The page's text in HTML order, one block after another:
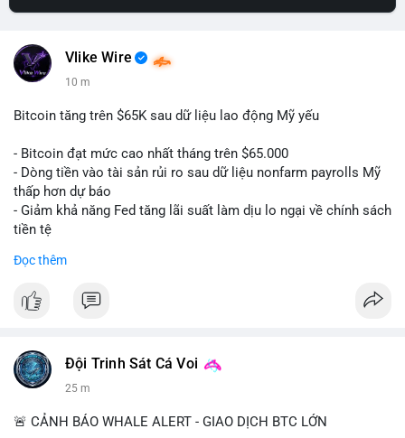
Vlike Wire
10 m
Bitcoin tăng trên $65K sau dữ liệu lao động Mỹ yếu
- Bitcoin đạt mức cao nhất tháng trên $65.000
- Dòng tiền vào tài sản rủi ro sau dữ liệu nonfarm payrolls Mỹ
thấp hơn dự báo
- Giảm khả năng Fed tăng lãi suất làm dịu lo ngại về chính sách
tiền tệ
📰 Nguồn: Cointelegraph
Đọc thêm
Đội Trinh Sát Cá Voi
25 m
🚨 CẢNH BÁO WHALE ALERT - GIAO DỊCH BTC LỚN